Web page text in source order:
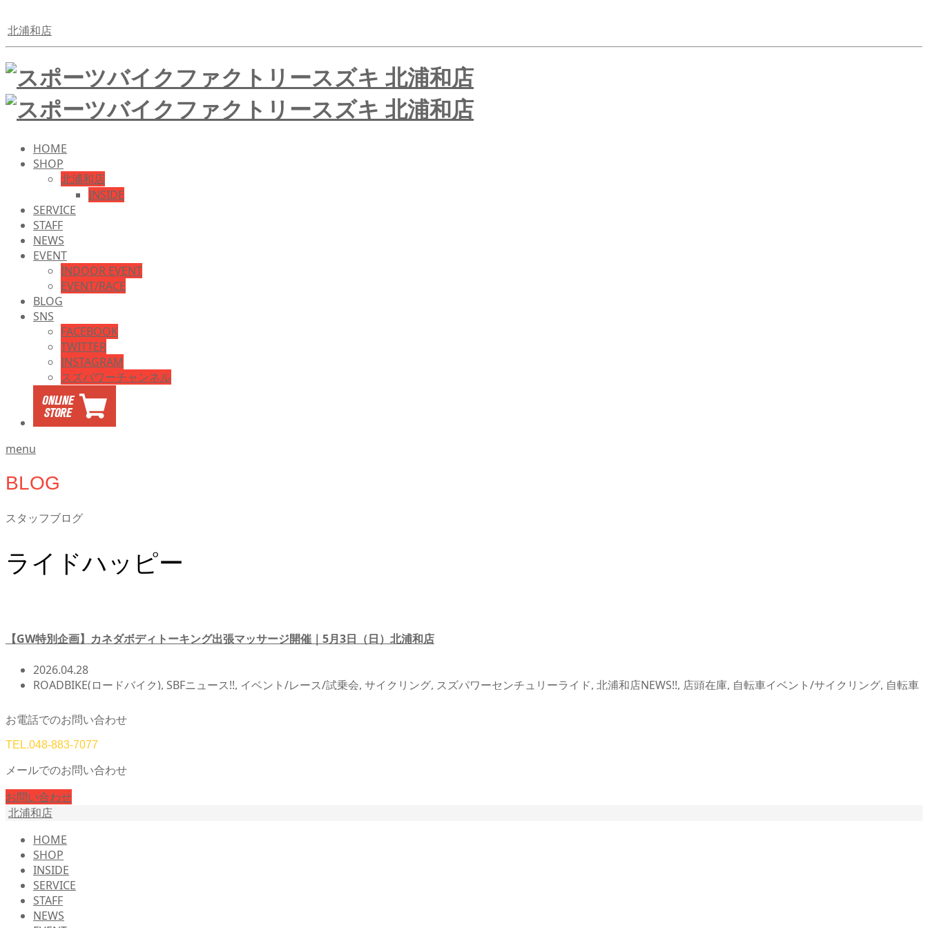
北浦和店
HOME
SHOP
北浦和店
INSIDE
SERVICE
STAFF
NEWS
EVENT
INDOOR EVENT
EVENT/RACE
BLOG
SNS
FACEBOOK
TWITTER
INSTAGRAM
スズパワーチャンネル
menu
BLOG
スタッフブログ
ライドハッピー
【GW特別企画】カネダボディトーキング出張マッサージ開催｜5月3日（日）北浦和店
2026.04.28
ROADBIKE(ロードバイク), SBFニュース!!, イベント/レース/試乗会, サイクリング, スズパワーセンチュリーライド, 北浦和店NEWS!!, 店頭在庫, 自転車イベント/サイクリング, 自転車
お電話でのお問い合わせ
TEL.048-883-7077
メールでのお問い合わせ
お問い合わせ
北浦和店
HOME
SHOP
INSIDE
SERVICE
STAFF
NEWS